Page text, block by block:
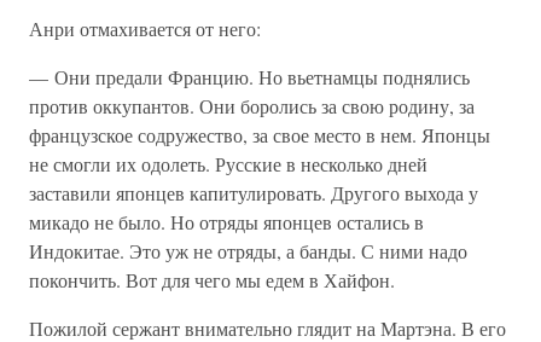
Анри отмахивается от него:
— Они предали Францию. Но вьетнамцы поднялись
против оккупантов. Они боролись за свою родину, за
французское содружество, за свое место в нем. Японцы
не смогли их одолеть. Русские в несколько дней
заставили японцев капитулировать. Другого выхода у
микадо не было. Но отряды японцев остались в
Индокитае. Это уж не отряды, а банды. С ними надо
покончить. Вот для чего мы едем в Хайфон.
Пожилой сержант внимательно глядит на Мартэна. В его